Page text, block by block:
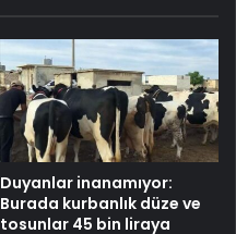
Duyanlar inanamıyor:
Burada kurbanlık düze ve
tosunlar 45 bin liraya